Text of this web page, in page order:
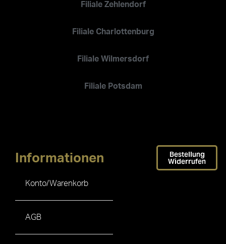
Filiale Zehlendorf
Filiale Charlottenburg
Filiale Wilmersdorf
Filiale Potsdam
Informationen
Konto/Warenkorb
AGB
Bestellung
Widerrufen